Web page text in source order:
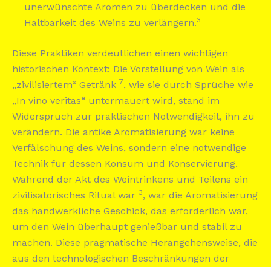
unerwünschte Aromen zu überdecken und die
Haltbarkeit des Weins zu verlängern.3
Diese Praktiken verdeutlichen einen wichtigen
historischen Kontext: Die Vorstellung von Wein als
„zivilisiertem“ Getränk 7, wie sie durch Sprüche wie
„In vino veritas“ untermauert wird, stand im
Widerspruch zur praktischen Notwendigkeit, ihn zu
verändern. Die antike Aromatisierung war keine
Verfälschung des Weins, sondern eine notwendige
Technik für dessen Konsum und Konservierung.
Während der Akt des Weintrinkens und Teilens ein
zivilisatorisches Ritual war 3, war die Aromatisierung
das handwerkliche Geschick, das erforderlich war,
um den Wein überhaupt genießbar und stabil zu
machen. Diese pragmatische Herangehensweise, die
aus den technologischen Beschränkungen der